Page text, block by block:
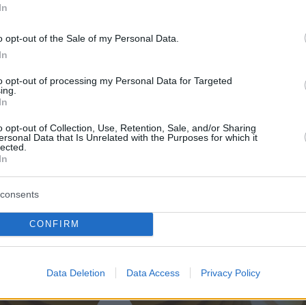
opt-out of the Sale of my Personal Data.
opt-out of processing my Personal Data for Targeted
opt-out of Collection, Use, Retention, Sale, and/or Sharing
Data that Is Unrelated with the Purposes for which it
CONFIRM
Data Deletion Data Access Privacy Policy
κινείται προς την αντίθετη και έτσι
του κτιρίου, αναφέρει η Daily Mail.
ο ουρανοξύστης ταλαντεύεται, αλλά δεν
βλέπετε πώς συμπεριφέρθηκε η
σεισμό των 6,8 Ρίχτερ το 2022.